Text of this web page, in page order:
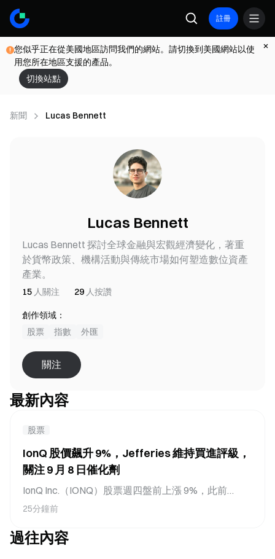
註冊
您似乎正在從美國地區訪問我們的網站。請切換到美國網站以使
用您所在地區支援的產品。
切換站點
新聞 Lucas Bennett
Lucas Bennett
Lucas Bennett 探討全球金融與宏觀經濟變化，著重
於貨幣政策、機構活動與傳統市場如何塑造數位資產
產業。
15 人關注 29 人按讚
創作領域：
股票
指數 外匯
關注
最新內容
股票
IonQ 股價飆升 9%，Jefferies 維持買進評級，
關注 9 月 8 日催化劑
IonQ Inc.（IONQ）股票週四盤前上漲 9%，此前
Jefferies 在公司週三收盤後公布第二季財報後維持其
合約。Jefferies 表示，儘管將目標價從 85 美元下調
至 75 美元，該季度仍增強了其對這家量子運算公司
25分鐘前
過往內容